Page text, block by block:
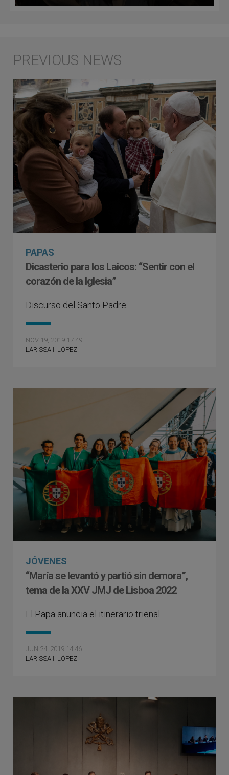
PAPAS
Dicasterio para los Laicos: “Sentir con el
corazón de la Iglesia”
Discurso del Santo Padre
NOV 19, 2019 17:49
LARISSA I. LÓPEZ
JÓVENES
“María se levantó y partió sin demora”,
tema de la XXV JMJ de Lisboa 2022
El Papa anuncia el itinerario trienal
JUN 24, 2019 14:46
LARISSA I. LÓPEZ